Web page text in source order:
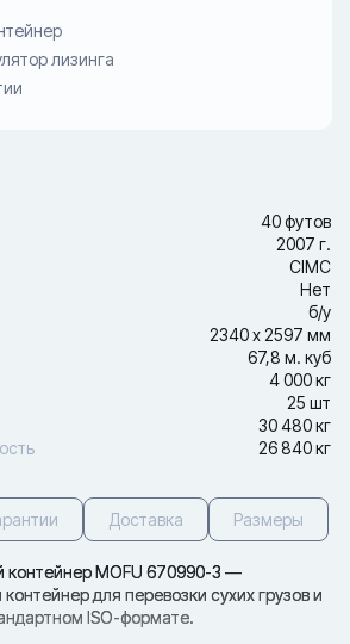
лизинга
40 футов
2007 г.
CIMC
Нет
б/у
2340 х 2597 мм
67,8 м. куб
4 000 кг
25 шт
30 480 кг
26 840 кг
Доставка Размеры
контейнер MOFU 670990-3 —
для перевозки сухих грузов и
ISO-формате.